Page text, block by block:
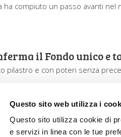
Questo sito web utilizza i
Questo sito utilizza cookie di
e servizi in linea con le tue
ha compiuto un passo avanti
il Fondo unico e
pilastro e con poteri senza